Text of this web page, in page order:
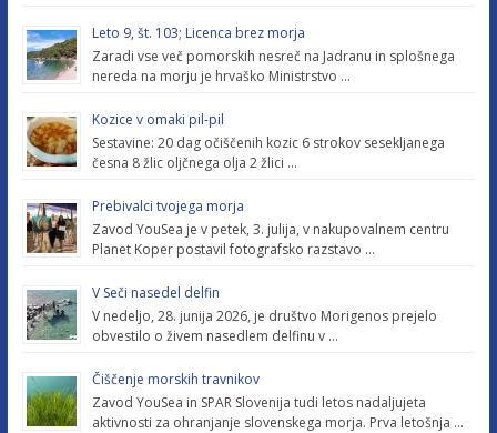
Leto 9, št. 103; Licenca brez morja
Zaradi vse več pomorskih nesreč na Jadranu in splošnega
nereda na morju je hrvaško Ministrstvo …
Kozice v omaki pil-pil
Sestavine: 20 dag očiščenih kozic 6 strokov sesekljanega
česna 8 žlic oljčnega olja 2 žlici …
Prebivalci tvojega morja
Zavod YouSea je v petek, 3. julija, v nakupovalnem centru
Planet Koper postavil fotografsko razstavo …
V Seči nasedel delfin
V nedeljo, 28. junija 2026, je društvo Morigenos prejelo
obvestilo o živem nasedlem delfinu v …
Čiščenje morskih travnikov
Zavod YouSea in SPAR Slovenija tudi letos nadaljujeta
aktivnosti za ohranjanje slovenskega morja. Prva letošnja …